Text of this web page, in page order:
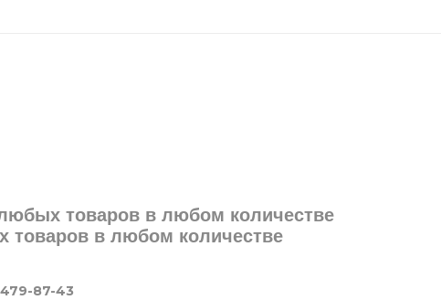
товаров в любом количестве
товаров в любом количестве
87-43